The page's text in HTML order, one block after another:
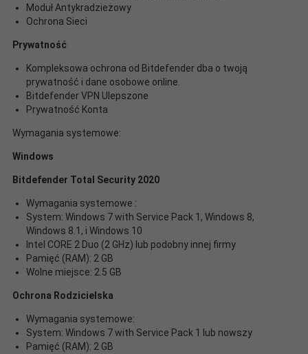
Moduł Antykradzieżowy
Ochrona Sieci
Prywatność
Kompleksowa ochrona od Bitdefender dba o twoją
prywatność i dane osobowe online.
Bitdefender VPN Ulepszone
Prywatność Konta
Wymagania systemowe:
Windows
Bitdefender Total Security 2020
Wymagania systemowe :
System: Windows 7 with Service Pack 1, Windows 8,
Windows 8.1, i Windows 10
Intel CORE 2 Duo (2 GHz) lub podobny innej firmy
Pamięć (RAM): 2 GB
Wolne miejsce: 2.5 GB
Ochrona Rodzicielska
Wymagania systemowe:
System: Windows 7 with Service Pack 1 lub nowszy
Pamięć (RAM): 2 GB